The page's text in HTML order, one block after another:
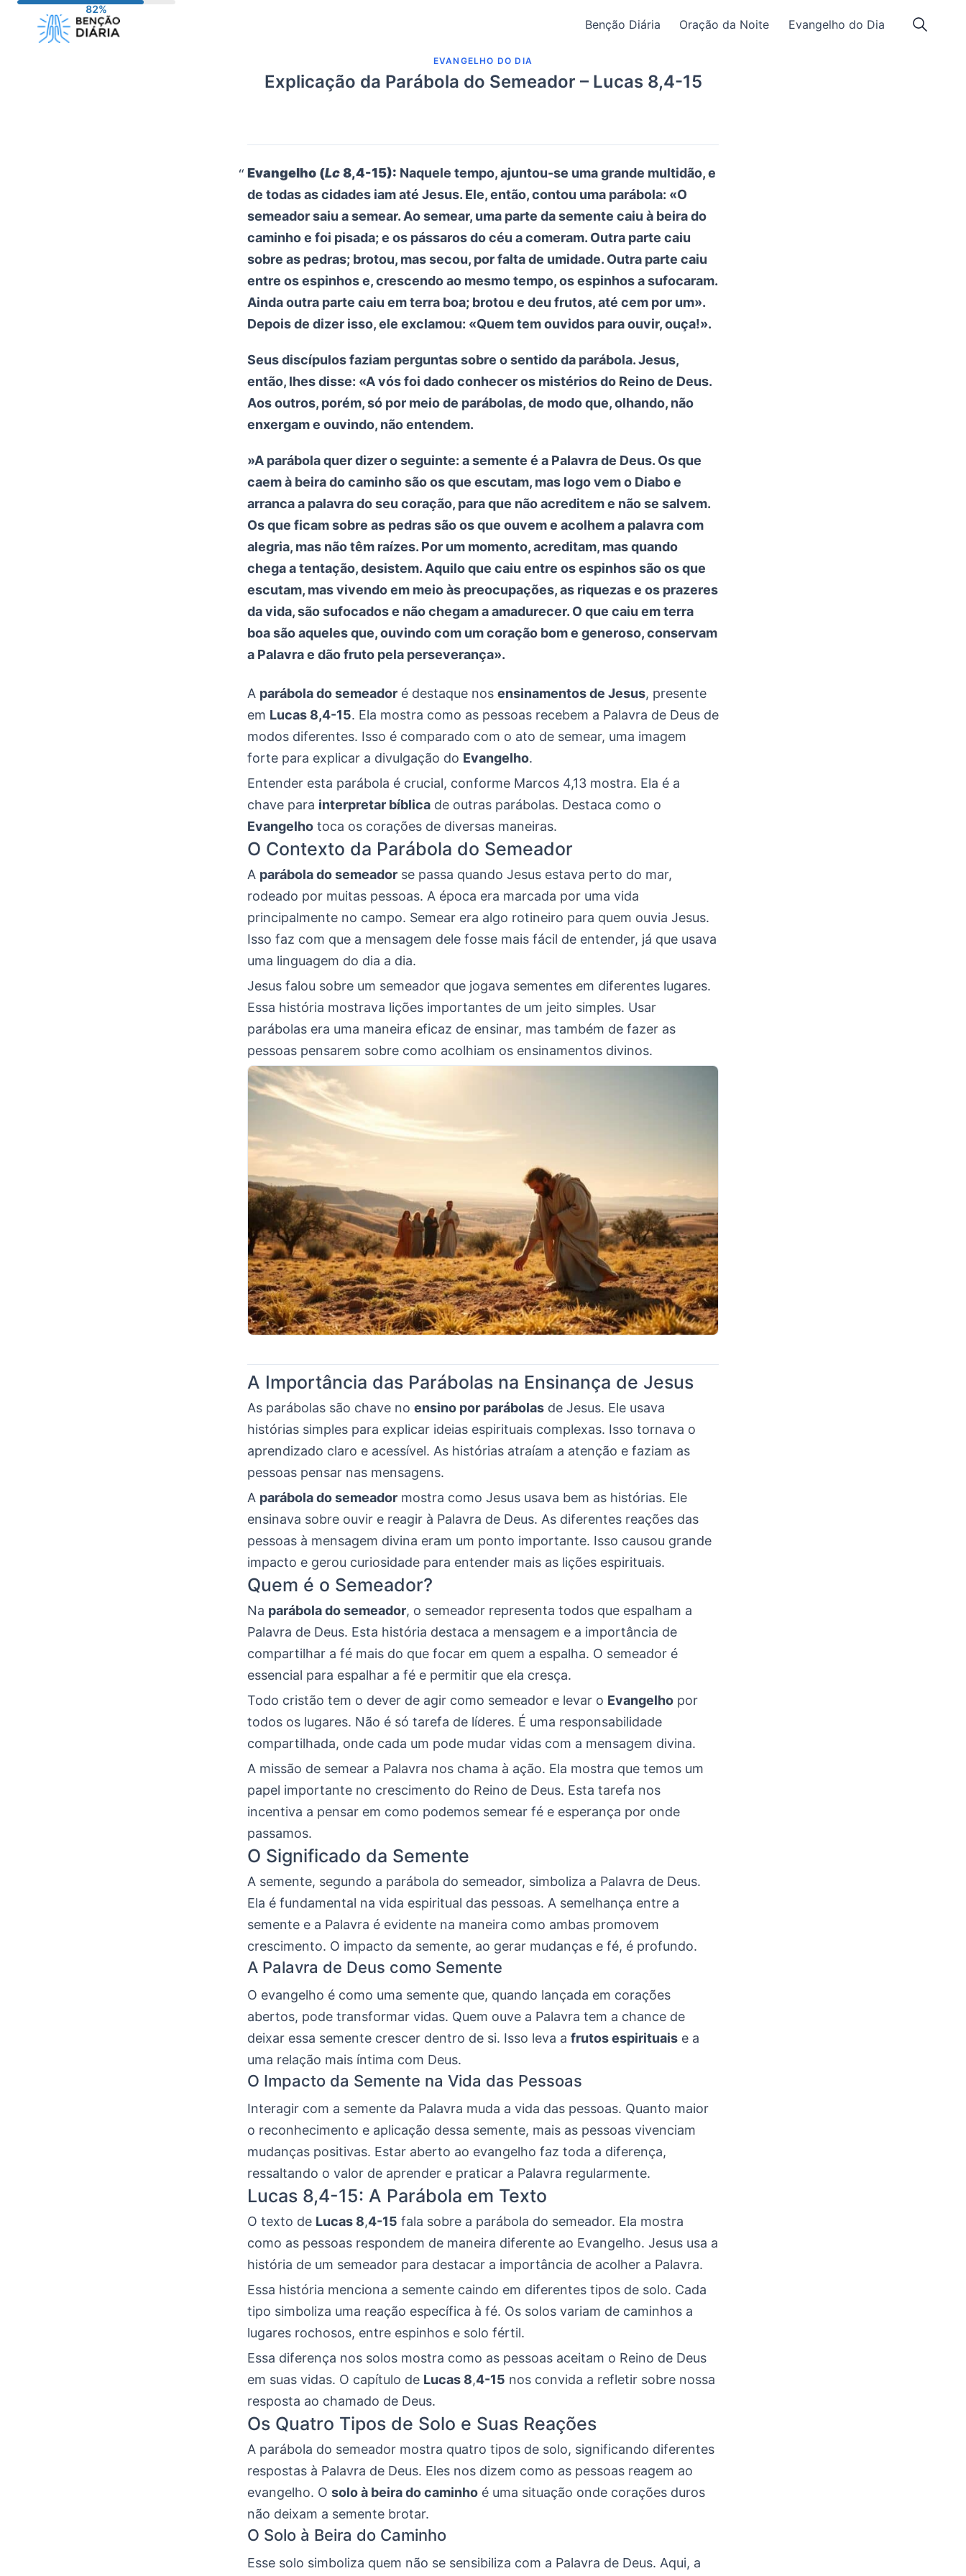
Benção Diária Oração da Noite Evangelho do Dia
EVANGELHO DO DIA
Explicação da Parábola do Semeador – Lucas 8,4-15
Evangelho (Lc8,4-15): Naquele tempo, ajuntou-se uma grande multidão, e
de todas as cidades iam até Jesus. Ele, então, contou uma parábola: «O
semeador saiu a semear. Ao semear, uma parte da semente caiu à beira do
caminho e foi pisada; e os pássaros do céu a comeram. Outra parte caiu
sobre as pedras; brotou, mas secou, por falta de umidade. Outra parte caiu
entre os espinhos e, crescendo ao mesmo tempo, os espinhos a sufocaram.
Ainda outra parte caiu em terra boa; brotou e deu frutos, até cem por um».
Depois de dizer isso, ele exclamou: «Quem tem ouvidos para ouvir, ouça!».
Seus discípulos faziam perguntas sobre o sentido da parábola. Jesus,
então, lhes disse: «A vós foi dado conhecer os mistérios do Reino de Deus.
Aos outros, porém, só por meio de parábolas, de modo que, olhando, não
enxergam e ouvindo, não entendem.
»A parábola quer dizer o seguinte: a semente é a Palavra de Deus. Os que
caem à beira do caminho são os que escutam, mas logo vem o Diabo e
arranca a palavra do seu coração, para que não acreditem e não se salvem.
Os que ficam sobre as pedras são os que ouvem e acolhem a palavra com
alegria, mas não têm raízes. Por um momento, acreditam, mas quando
chega a tentação, desistem. Aquilo que caiu entre os espinhos são os que
escutam, mas vivendo em meio às preocupações, as riquezas e os prazeres
da vida, são sufocados e não chegam a amadurecer. O que caiu em terra
boa são aqueles que, ouvindo com um coração bom e generoso, conservam
a Palavra e dão fruto pela perseverança».
A parábola do semeador é destaque nos ensinamentos de Jesus, presente
em Lucas 8,4-15. Ela mostra como as pessoas recebem a Palavra de Deus de
modos diferentes. Isso é comparado com o ato de semear, uma imagem
forte para explicar a divulgação do Evangelho.
Entender esta parábola é crucial, conforme Marcos 4,13 mostra. Ela é a
chave para interpretar bíblica de outras parábolas. Destaca como o
Evangelho toca os corações de diversas maneiras.
O Contexto da Parábola do Semeador
A parábola do semeador se passa quando Jesus estava perto do mar,
rodeado por muitas pessoas. A época era marcada por uma vida
principalmente no campo. Semear era algo rotineiro para quem ouvia Jesus.
Isso faz com que a mensagem dele fosse mais fácil de entender, já que usava
uma linguagem do dia a dia.
Jesus falou sobre um semeador que jogava sementes em diferentes lugares.
Essa história mostrava lições importantes de um jeito simples. Usar
parábolas era uma maneira eficaz de ensinar, mas também de fazer as
pessoas pensarem sobre como acolhiam os ensinamentos divinos.
A Importância das Parábolas na Ensinança de Jesus
As parábolas são chave no ensino por parábolas de Jesus. Ele usava
histórias simples para explicar ideias espirituais complexas. Isso tornava o
aprendizado claro e acessível. As histórias atraíam a atenção e faziam as
pessoas pensar nas mensagens.
A parábola do semeador mostra como Jesus usava bem as histórias. Ele
ensinava sobre ouvir e reagir à Palavra de Deus. As diferentes reações das
pessoas à mensagem divina eram um ponto importante. Isso causou grande
impacto e gerou curiosidade para entender mais as lições espirituais.
Quem é o Semeador?
Na parábola do semeador, o semeador representa todos que espalham a
Palavra de Deus. Esta história destaca a mensagem e a importância de
compartilhar a fé mais do que focar em quem a espalha. O semeador é
essencial para espalhar a fé e permitir que ela cresça.
Todo cristão tem o dever de agir como semeador e levar o Evangelho por
todos os lugares. Não é só tarefa de líderes. É uma responsabilidade
compartilhada, onde cada um pode mudar vidas com a mensagem divina.
A missão de semear a Palavra nos chama à ação. Ela mostra que temos um
papel importante no crescimento do Reino de Deus. Esta tarefa nos
incentiva a pensar em como podemos semear fé e esperança por onde
passamos.
O Significado da Semente
A semente, segundo a parábola do semeador, simboliza a Palavra de Deus.
Ela é fundamental na vida espiritual das pessoas. A semelhança entre a
semente e a Palavra é evidente na maneira como ambas promovem
crescimento. O impacto da semente, ao gerar mudanças e fé, é profundo.
A Palavra de Deus como Semente
O evangelho é como uma semente que, quando lançada em corações
abertos, pode transformar vidas. Quem ouve a Palavra tem a chance de
deixar essa semente crescer dentro de si. Isso leva a frutos espirituais e a
uma relação mais íntima com Deus.
O Impacto da Semente na Vida das Pessoas
Interagir com a semente da Palavra muda a vida das pessoas. Quanto maior
o reconhecimento e aplicação dessa semente, mais as pessoas vivenciam
mudanças positivas. Estar aberto ao evangelho faz toda a diferença,
ressaltando o valor de aprender e praticar a Palavra regularmente.
Lucas 8,4-15: A Parábola em Texto
O texto de Lucas 8,4-15 fala sobre a parábola do semeador. Ela mostra
como as pessoas respondem de maneira diferente ao Evangelho. Jesus usa a
história de um semeador para destacar a importância de acolher a Palavra.
Essa história menciona a semente caindo em diferentes tipos de solo. Cada
tipo simboliza uma reação específica à fé. Os solos variam de caminhos a
lugares rochosos, entre espinhos e solo fértil.
Essa diferença nos solos mostra como as pessoas aceitam o Reino de Deus
em suas vidas. O capítulo de Lucas 8,4-15 nos convida a refletir sobre nossa
resposta ao chamado de Deus.
Os Quatro Tipos de Solo e Suas Reações
A parábola do semeador mostra quatro tipos de solo, significando diferentes
respostas à Palavra de Deus. Eles nos dizem como as pessoas reagem ao
evangelho. O solo à beira do caminho é uma situação onde corações duros
não deixam a semente brotar.
O Solo à Beira do Caminho
Esse solo simboliza quem não se sensibiliza com a Palavra de Deus. Aqui, a